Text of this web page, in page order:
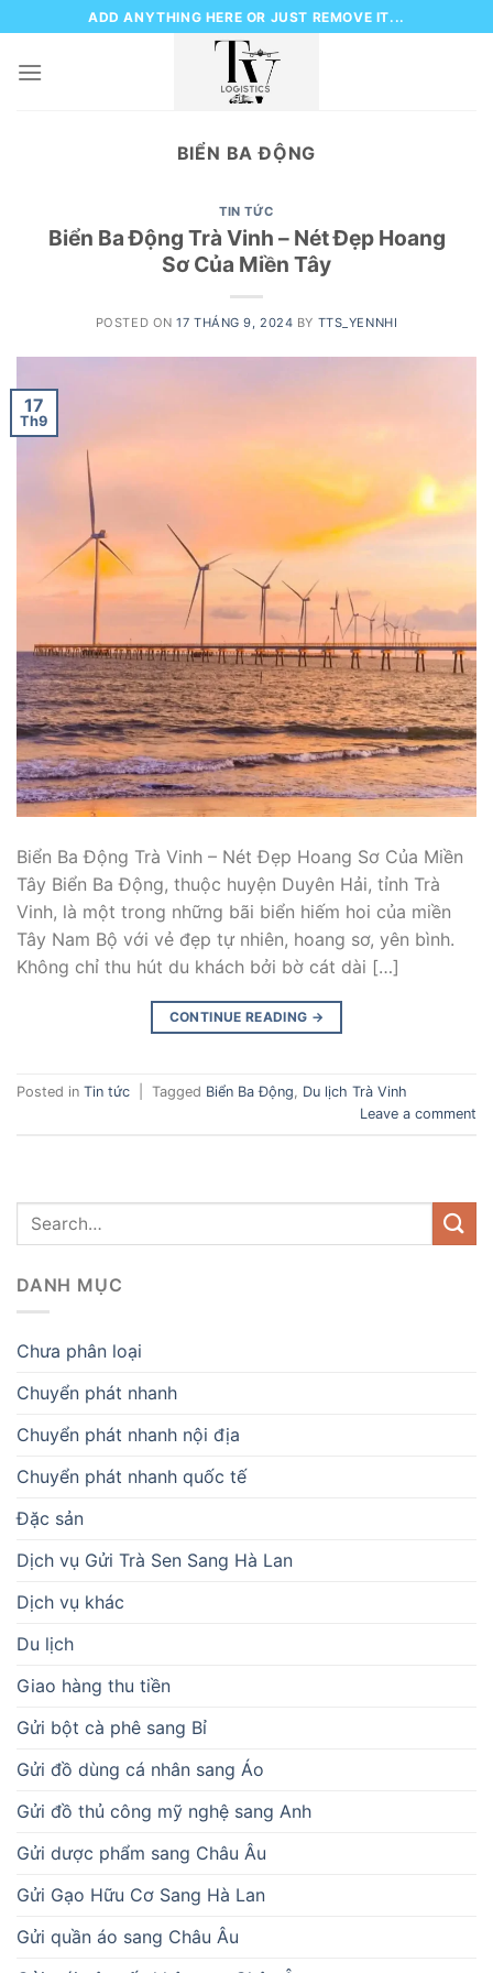
to
content
ADD ANYTHING HERE OR JUST REMOVE IT...
BIỂN BA ĐỘNG
TIN TỨC
Biển Ba Động Trà Vinh – Nét Đẹp Hoang
Sơ Của Miền Tây
POSTED ON17 THÁNG 9, 2024 BY TTS_YENNHI
17
Th9
Biển Ba Động Trà Vinh – Nét Đẹp Hoang Sơ Của Miền
Tây Biển Ba Động, thuộc huyện Duyên Hải, tỉnh Trà
Vinh, là một trong những bãi biển hiếm hoi của miền
Tây Nam Bộ với vẻ đẹp tự nhiên, hoang sơ, yên bình.
Không chỉ thu hút du khách bởi bờ cát dài […]
CONTINUE READING →
Posted in Tin tức Tagged Biển Ba Động
Du lịch Trà Vinh
Leave a comment
DANH MỤC
Chưa phân loại
Chuyển phát nhanh
Chuyển phát nhanh nội địa
Chuyển phát nhanh quốc tế
Đặc sản
Dịch vụ Gửi Trà Sen Sang Hà Lan
Dịch vụ khác
Du lịch
Giao hàng thu tiền
Gửi bột cà phê sang Bỉ
Gửi đồ dùng cá nhân sang Áo
Gửi đồ thủ công mỹ nghệ sang Anh
Gửi dược phẩm sang Châu Âu
Gửi Gạo Hữu Cơ Sang Hà Lan
Gửi quần áo sang Châu Âu